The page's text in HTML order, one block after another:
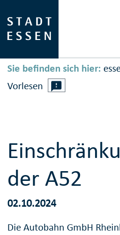
Sie befinden sich hier:
Vorlesen
der A52
02.10.2024
Die Autobahn GmbH